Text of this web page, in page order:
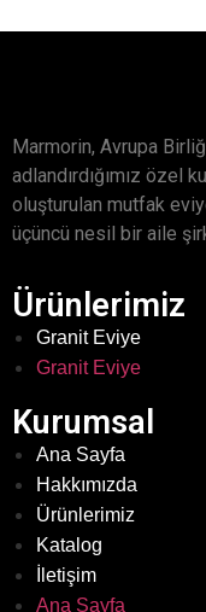
Marmorin, Avrupa
adlandırdığımız özel
oluşturulan mutfak
üçüncü nesil bir aile
Ürünlerimiz
Granit Eviye
Granit Eviye
Kurumsal
Ana Sayfa
Hakkımızda
Ürünlerimiz
Katalog
İletişim
Ana Sayfa